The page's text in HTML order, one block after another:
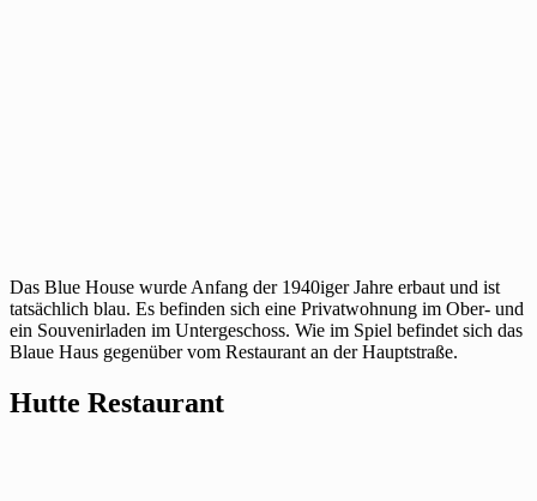
Das Blue House wurde Anfang der 1940iger Jahre erbaut und ist
tatsächlich blau. Es befinden sich eine Privatwohnung im Ober- und
ein Souvenirladen im Untergeschoss. Wie im Spiel befindet sich das
Blaue Haus gegenüber vom Restaurant an der Hauptstraße.
Hutte Restaurant